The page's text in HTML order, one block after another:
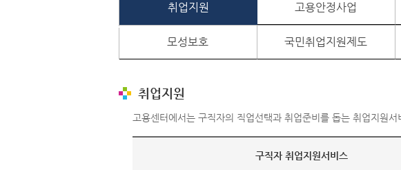
취업지원 고용안정사업
모성보호 국민취업지원제도
취업지원
고용센터에서는 구직자의 직업선택과 취업준비를 돕는 취업지원
구직자 취업지원서비스